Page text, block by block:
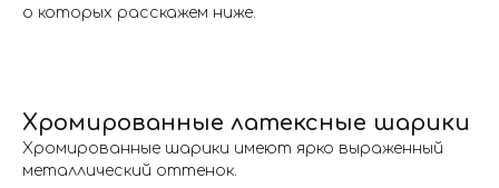
о которых расскажем ниже.
Хромированные латексные шарики
Хромированные шарики имеют ярко выраженный
металлический оттенок.